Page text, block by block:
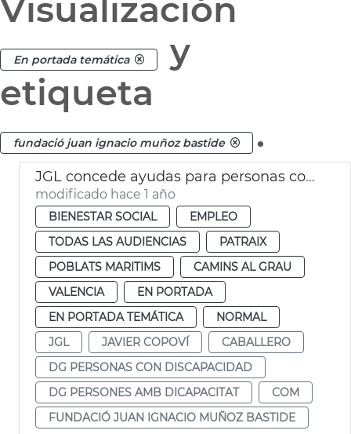
Visualización
En portada temática
y
etiqueta
fundació juan ignacio muñoz bastide .
JGL concede ayudas para personas con discapacidad
modificado hace 1 año
BIENESTAR SOCIAL
EMPLEO
TODAS LAS AUDIENCIAS
PATRAIX
POBLATS MARITIMS
CAMINS AL GRAU
VALENCIA
EN PORTADA
EN PORTADA TEMÁTICA
NORMAL
JGL
JAVIER COPOVÍ
CABALLERO
DG PERSONAS CON DISCAPACIDAD
DG PERSONES AMB DICAPACITAT
COM
FUNDACIÓ JUAN IGNACIO MUÑOZ BASTIDE